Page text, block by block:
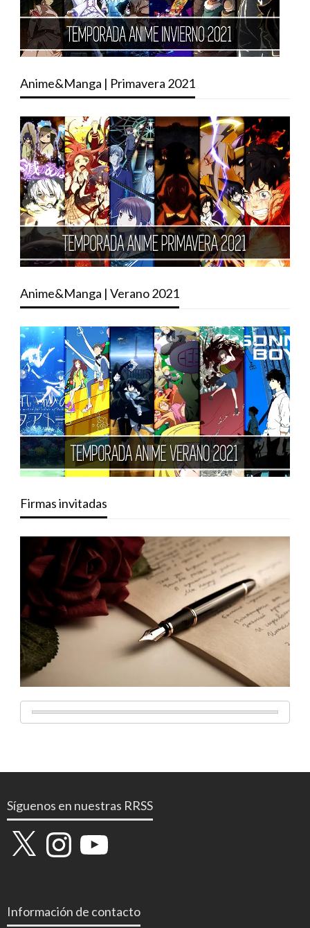
Anime&Manga | Primavera 2021
Anime&Manga | Verano 2021
Firmas invitadas
Síguenos en nuestras RRSS
X InstagramYouTube
Información de contacto